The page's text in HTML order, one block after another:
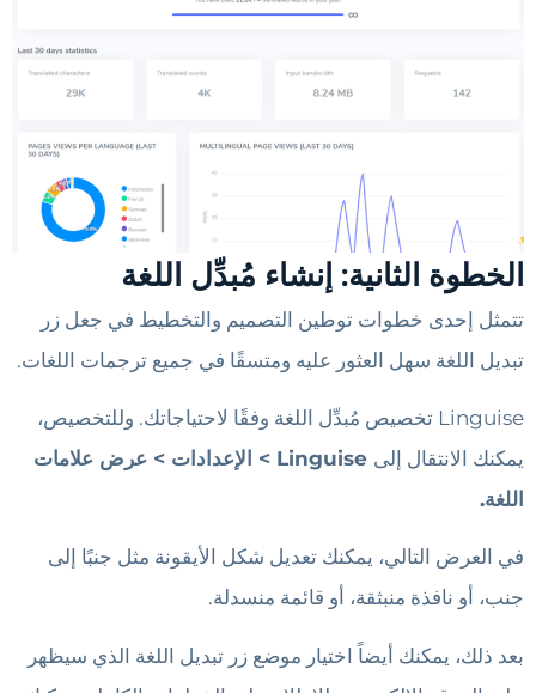
الخطوة الثانية: إنشاء مُبدِّل اللغة
تتمثل إحدى خطوات توطين التصميم والتخطيط في جعل زر
تبديل اللغة سهل العثور عليه ومتسقًا في جميع ترجمات اللغات.
Linguise تخصيص مُبدِّل اللغة وفقًا لاحتياجاتك. وللتخصيص،
يمكنك الانتقال إلى
Linguise > الإعدادات > عرض علامات
اللغة.
في العرض التالي، يمكنك تعديل شكل الأيقونة مثل جنبًا إلى
جنب، أو نافذة منبثقة، أو قائمة منسدلة.
بعد ذلك، يمكنك أيضاً اختيار موضع زر تبديل اللغة الذي سيظهر